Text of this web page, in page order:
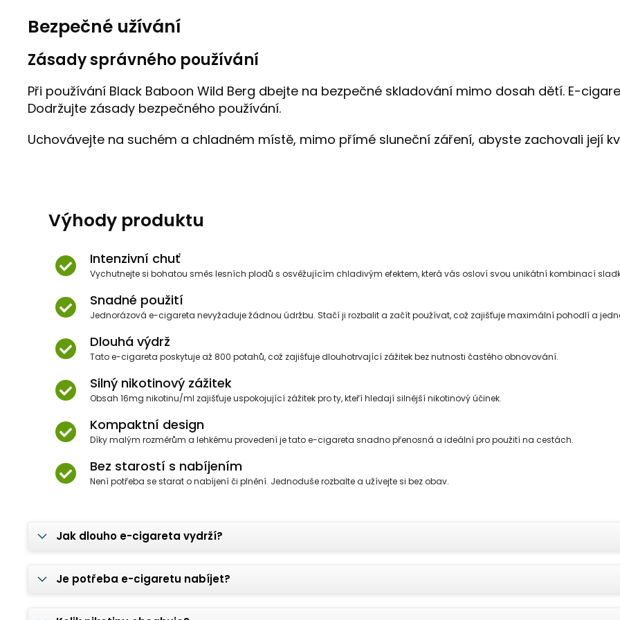
Bezpečné užívání
Zásady správného používání
Při používání Black Baboon Wild Berg dbejte na bezpečné skladování mimo dosah dětí. E-
Dodržujte zásady bezpečného používání.
Uchovávejte na suchém a chladném místě, mimo přímé sluneční záření, abyste zachovali její
Výhody produktu
Intenzivní chuť
Vychutnejte si bohatou směs lesních plodů s osvěžujícím chladivým efektem, která vás osloví svou unikátní kombinací
Snadné použití
Jednorázová e-cigareta nevyžaduje žádnou údržbu. Stačí ji rozbalit a začít používat, což zajišťuje maximální pohodlí a
Dlouhá výdrž
Tato e-cigareta poskytuje až 800 potahů, což zajišťuje dlouhotrvající zážitek bez nutnosti častého obnovování.
Silný nikotinový zážitek
Obsah 16mg nikotinu/ml zajišťuje uspokojující zážitek pro ty, kteří hledají silnější nikotinový účinek.
Kompaktní design
Díky malým rozměrům a lehkému provedení je tato e-cigareta snadno přenosná a ideální pro použití na cestách.
Bez starostí s nabíjením
Není potřeba se starat o nabíjení či plnění. Jednoduše rozbalte a užívejte si bez obav.
Jak dlouho e-cigareta vydrží?
Je potřeba e-cigaretu nabíjet?